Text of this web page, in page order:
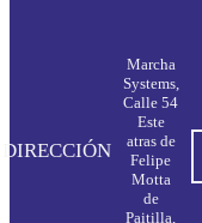
DIRECCIÓN
Marcha
Systems,
Calle 54
Este
atras de
Felipe
Motta
de
Paitilla,